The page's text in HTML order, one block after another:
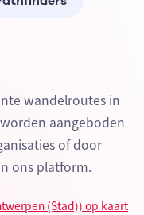
wandelroutes in
aangeboden
of door
ons platform.
(Stad)) op kaart